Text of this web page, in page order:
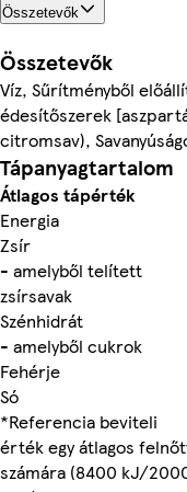
Összetevők
Összetevők
Víz, Sűrítményből
édesítőszerek
citromsav),
Tápanyagtartalom
Átlagos tápérték
Energia
Zsír
- amelyből telített
zsírsavak
Szénhidrát
- amelyből cukrok
Fehérje
Só
*Referencia beviteli
érték egy átlagos
számára (8400 kJ/